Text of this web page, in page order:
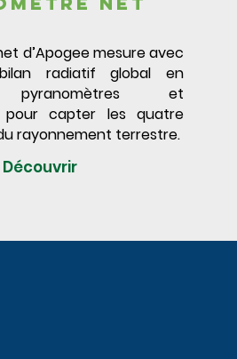
d’Apogee mesure avec
radiatif global en
pyranomètres et
pour capter les quatre
rayonnement terrestre.
Découvrir